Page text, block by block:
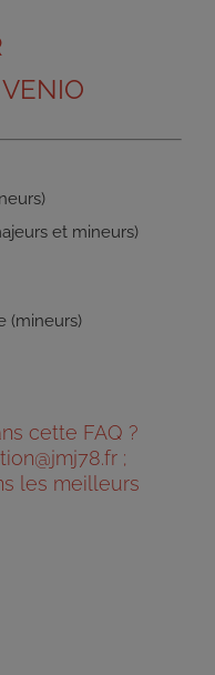
et mineurs)
(mineurs)
cette FAQ ?
;
les meilleurs